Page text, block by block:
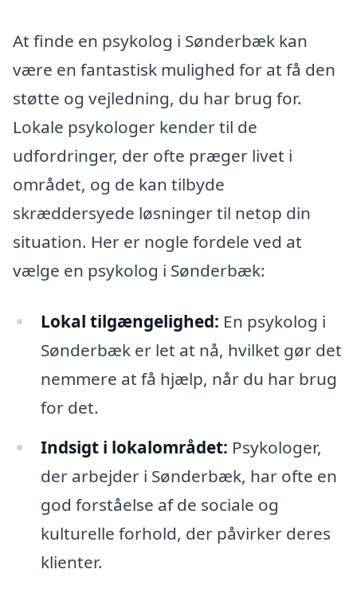
At finde en psykolog i Sønderbæk kan
være en fantastisk mulighed for at få den
støtte og vejledning, du har brug for.
Lokale psykologer kender til de
udfordringer, der ofte præger livet i
området, og de kan tilbyde
skræddersyede løsninger til netop din
situation. Her er nogle fordele ved at
vælge en psykolog i Sønderbæk:
Lokal tilgængelighed: En psykolog i
Sønderbæk er let at nå, hvilket gør det
nemmere at få hjælp, når du har brug
for det.
Indsigt i lokalområdet: Psykologer,
der arbejder i Sønderbæk, har ofte en
god forståelse af de sociale og
kulturelle forhold, der påvirker deres
klienter.